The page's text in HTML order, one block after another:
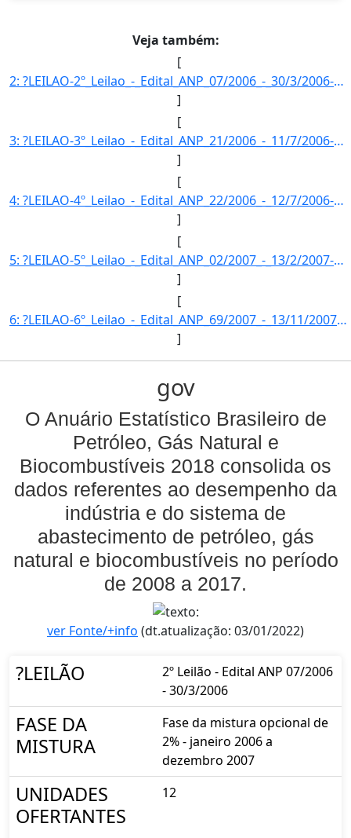
Veja também:
[
2: ?LEILAO-2º_Leilao_-_Edital_ANP_07/2006_-_30/3/2006-FASE_DA_MISTURA-Fase_da_mistura_opcional_de_2%_-_]
]
[
3: ?LEILAO-3º_Leilao_-_Edital_ANP_21/2006_-_11/7/2006-FASE_DA_MISTURA-Fase_da_mistura_opcional_de_2%_-_]
]
[
4: ?LEILAO-4º_Leilao_-_Edital_ANP_22/2006_-_12/7/2006-FASE_DA_MISTURA-Fase_da_mistura_opcional_de_2%_-_]
]
[
5: ?LEILAO-5º_Leilao_-_Edital_ANP_02/2007_-_13/2/2007-FASE_DA_MISTURA-Fase_da_mistura_opcional_de_2%_-_]
]
[
6: ?LEILAO-6º_Leilao_-_Edital_ANP_69/2007_-_13/11/2007-FASE_DA_MISTURA-Fase_da_mistura_obrigatoria_(2%_]
]
gov
O Anuário Estatístico Brasileiro de
Petróleo, Gás Natural e
Biocombustíveis 2018 consolida os
dados referentes ao desempenho da
indústria e do sistema de
abastecimento de petróleo, gás
natural e biocombustíveis no período
de 2008 a 2017.
ver Fonte/+info (dt.atualização: 03/01/2022)
?LEILÃO
2º Leilão - Edital ANP 07/2006
- 30/3/2006
FASE DA
MISTURA
Fase da mistura opcional de
2% - janeiro 2006 a
dezembro 2007
UNIDADES
OFERTANTES
12